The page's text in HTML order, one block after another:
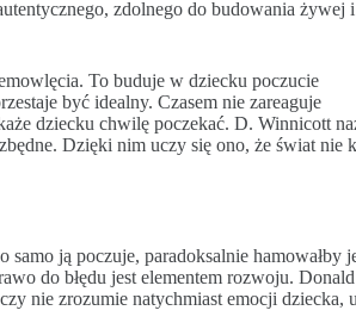
zdolnego do budowania żywej i
To buduje w dziecku poczucie
być idealny. Czasem nie zareaguje
dziecku chwilę poczekać. D. Winnicott
Dzięki nim uczy się ono, że świat nie
ją poczuje, paradoksalnie hamowałby
do błędu jest elementem rozwoju. Donald
nie zrozumie natychmiast emocji dziecka,